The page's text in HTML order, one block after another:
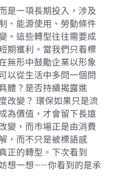
是一項長期投入，涉及
、能源使用、勞動條件
。這些轉型往往需要成
期獲利。當我們只看標
無形中鼓勵企業以形象
以從生活中多問一個問
體？是否持續揭露進
改變？ 環保如果只是流
為價值，才會留下長遠
變，而市場正是由消費
，而不只是被標語感
正的轉型。下次看到
想一想——你看到的是承